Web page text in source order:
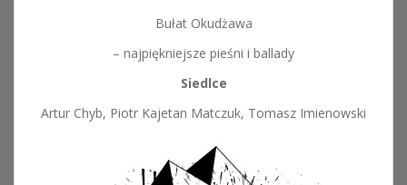
Bułat Okudżawa
– najpiękniejsze pieśni i ballady
Siedlce
Artur Chyb, Piotr Kajetan Matczuk, Tomasz Imienowski